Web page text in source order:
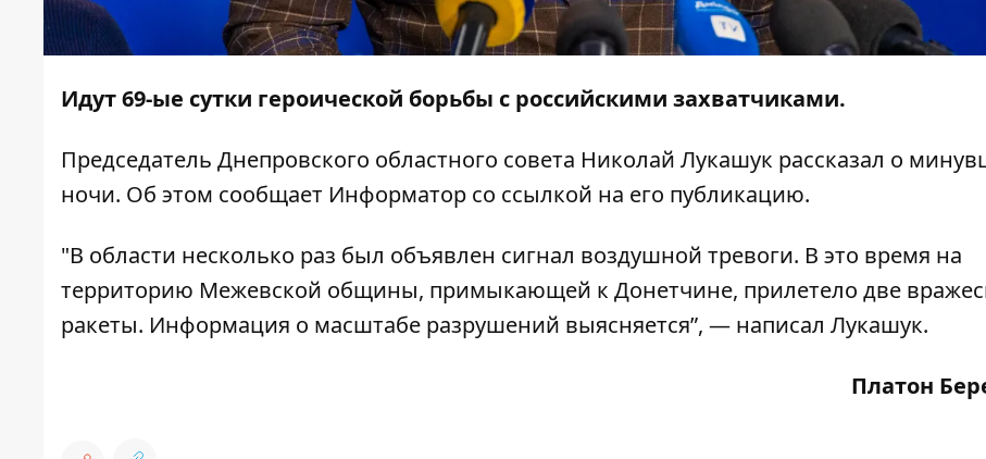
Идут 69-ые сутки героической борьбы с российскими захватчиками.
Председатель Днепровского областного совета Николай Лукашук рассказал о
ночи. Об этом сообщает Информатор со ссылкой на его публикацию.
"В области несколько раз был объявлен сигнал воздушной тревоги. В это время на
территорию Межевской общины, примыкающей к Донетчине, прилетело две
ракеты. Информация о масштабе разрушений выясняется”, — написал Лукашук.
Платон